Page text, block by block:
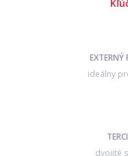
EXTERNÝ
ideálny
dvojité